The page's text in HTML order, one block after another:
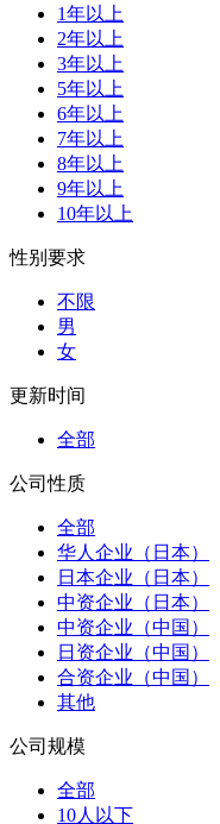
1年以上
2年以上
3年以上
5年以上
6年以上
7年以上
8年以上
9年以上
10年以上
性别要求
不限
男
女
更新时间
全部
公司性质
全部
华人企业（日本）
日本企业（日本）
中资企业（日本）
中资企业（中国）
日资企业（中国）
合资企业（中国）
其他
公司规模
全部
10人以下